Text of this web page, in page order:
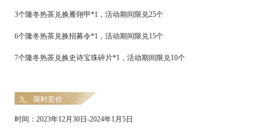
3个隆冬热茶兑换雁翎甲*1，活动期间限兑25个
6个隆冬热茶兑换招募令*1，活动期间限兑15个
7个隆冬热茶兑换史诗宝珠碎片*1，活动期间限兑10个
九、限时竞价
时间： 2023年12月 30日 -2024年1 月5日